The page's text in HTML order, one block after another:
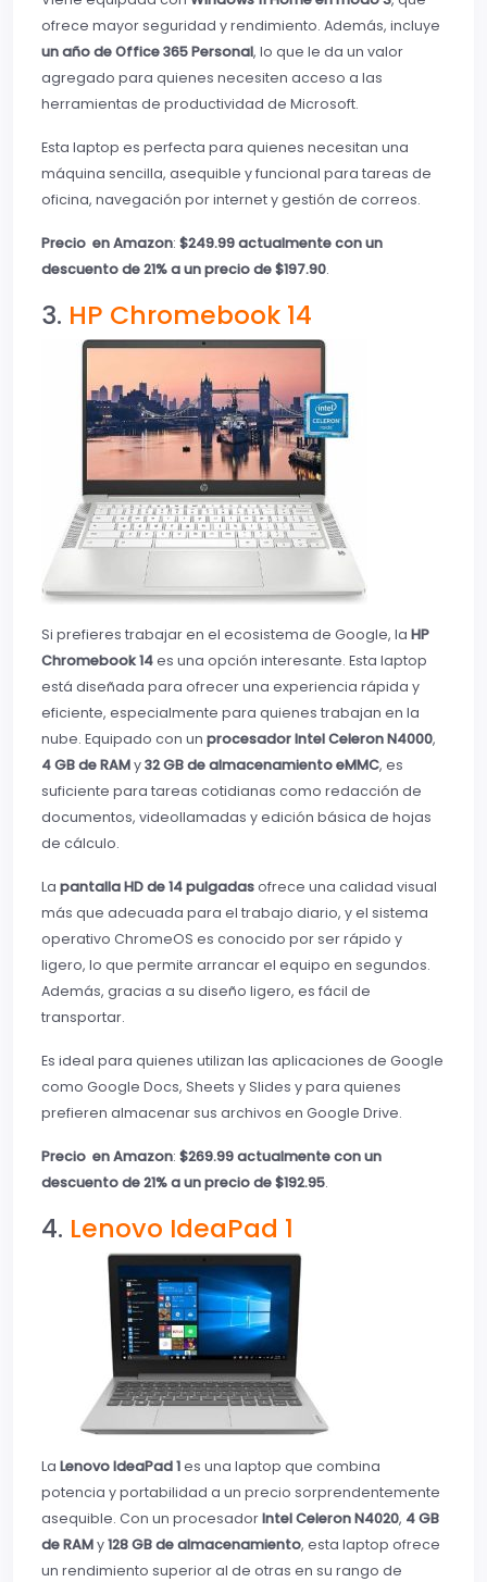
ofrece mayor seguridad y rendimiento. Además, incluye
un año de Office 365 Personal, lo que le da un valor
agregado para quienes necesiten acceso a las
herramientas de productividad de Microsoft.
Esta laptop es perfecta para quienes necesitan una
máquina sencilla, asequible y funcional para tareas de
oficina, navegación por internet y gestión de correos.
Precio en Amazon: $249.99 actualmente con un
descuento de 21% a un precio de $197.90.
3. HP Chromebook 14
Si prefieres trabajar en el ecosistema de Google, la HP
Chromebook 14es una opción interesante. Esta laptop
está diseñada para ofrecer una experiencia rápida y
eficiente, especialmente para quienes trabajan en la
nube. Equipado con un procesador Intel Celeron N4000,
4 GB de RAMy32 GB de almacenamiento eMMC, es
suficiente para tareas cotidianas como redacción de
documentos, videollamadas y edición básica de hojas
de cálculo.
La pantalla HD de 14 pulgadasofrece una calidad visual
más que adecuada para el trabajo diario, y el sistema
operativo ChromeOS es conocido por ser rápido y
ligero, lo que permite arrancar el equipo en segundos.
Además, gracias a su diseño ligero, es fácil de
transportar.
Es ideal para quienes utilizan las aplicaciones de Google
como Google Docs, Sheets y Slides y para quienes
prefieren almacenar sus archivos en Google Drive.
Precio en Amazon: $269.99 actualmente con un
descuento de 21% a un precio de $192.95.
4. Lenovo IdeaPad 1
La Lenovo IdeaPad 1es una laptop que combina
potencia y portabilidad a un precio sorprendentemente
asequible. Con un procesadorIntel Celeron N4020, 4 GB
de RAMy128 GB de almacenamiento, esta laptop ofrece
un rendimiento superior al de otras en su rango de